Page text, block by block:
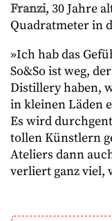
Franzi, 30 Jahre
Quadratmeter in
»Ich hab das
So&So ist weg,
Distillery haben,
in kleinen Läden
Es wird
tollen Künstlern
Ateliers dann
verliert ganz viel,